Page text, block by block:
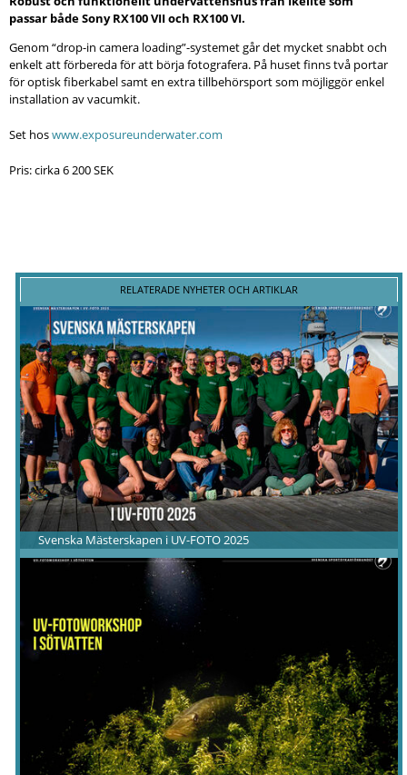
passar både Sony RX100 VII och RX100 VI.
Genom “drop-in camera loading”-systemet går det mycket snabbt och
enkelt att förbereda för att börja fotografera. På huset finns två portar
för optisk fiberkabel samt en extra tillbehörsport som möjliggör enkel
installation av vacumkit.
Set hoswww.exposureunderwater.com
Pris: cirka 6 200 SEK
RELATERADE NYHETER OCH ARTIKLAR
Svenska Mästerskapen i UV-FOTO 2025